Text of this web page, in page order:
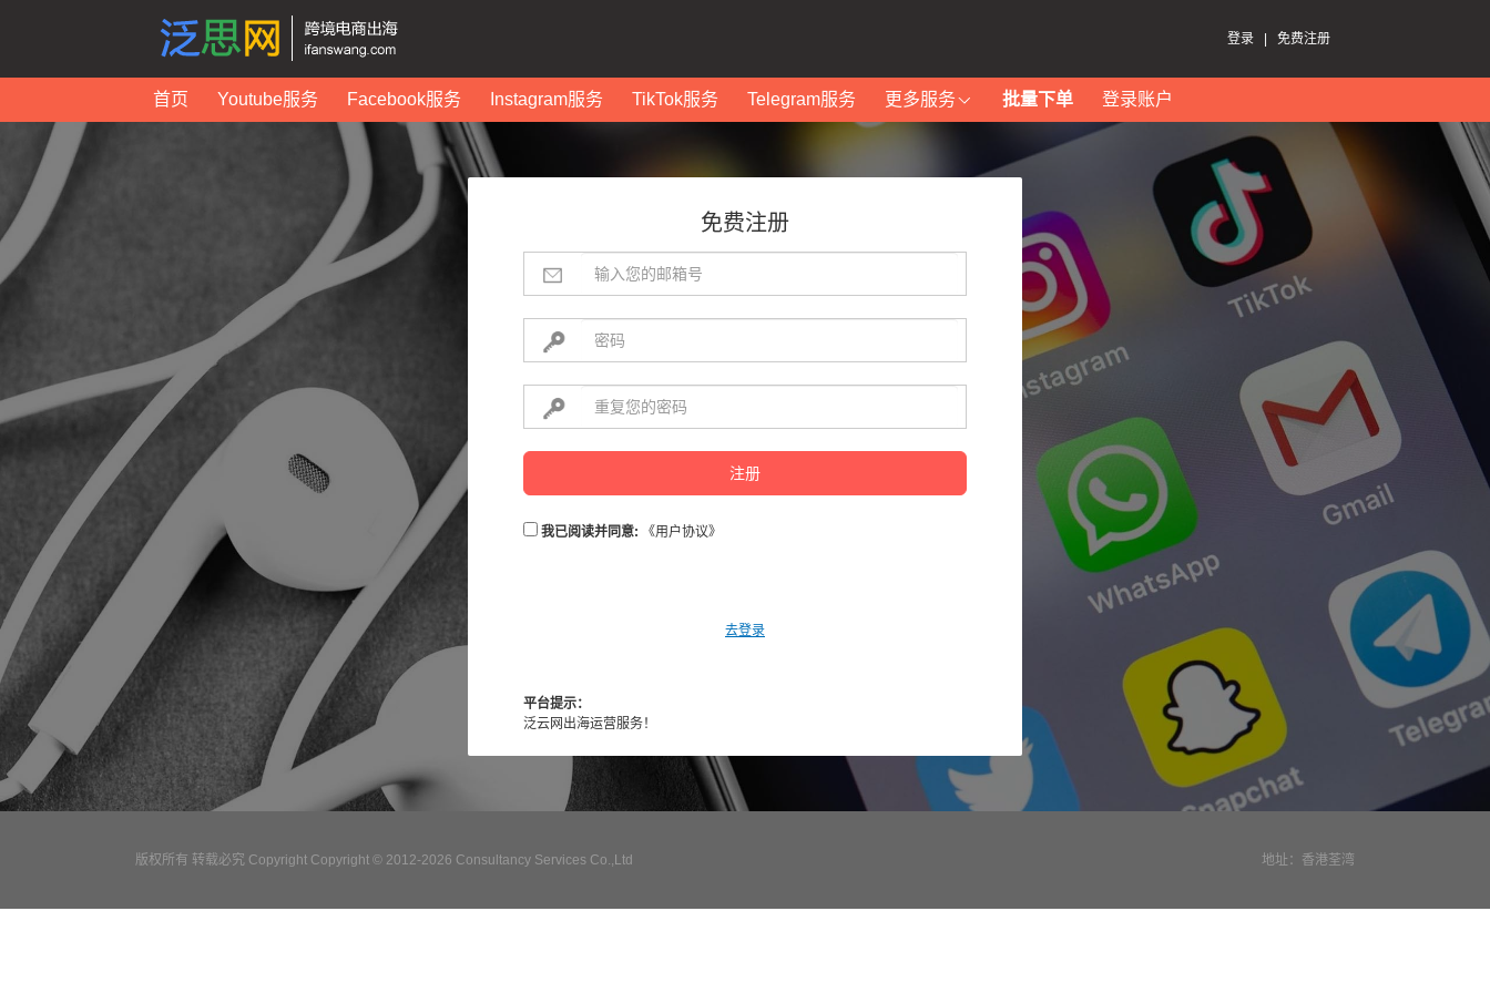
登录 免费注册
首页 Youtube服务 Facebook服务 Instagram服务 TikTok服务 Telegram服务 更多服务 批量下单 登录账户
免费注册
注册
我已阅读并同意: 《用户协议》
去登录
平台提示：
泛云网出海运营服务！
地址：香港荃湾
版权所有 转载必究 Copyright Copyright © 2012-2026 Consultancy Services Co.,Ltd